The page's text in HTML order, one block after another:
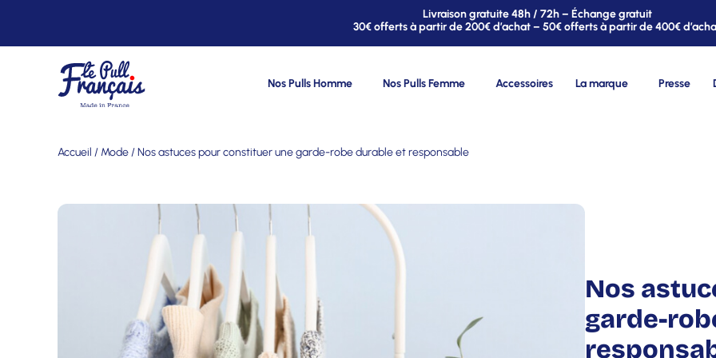
Livraison gratuite 48h / 72h – Échange gratuit
30€ offerts à partir de 200€ d’achat – 50€ offerts à partir de 400€
Nos Pulls Homme Nos Pulls Femme Accessoires La marque Presse
Accueil / Mode / Nos astuces pour constituer une garde-robe durable et responsable
Nos
garde-